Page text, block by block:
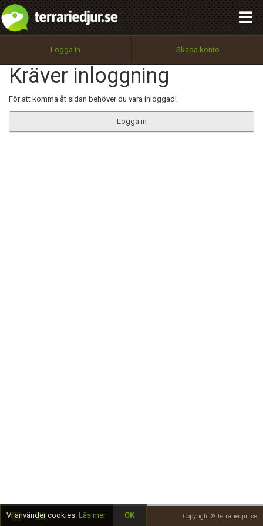
Logga in Skapa konto
Kräver inloggning
För att komma åt sidan behöver du vara inloggad!
Logga in
Copyright © Terrariedjur.se
Utför
100%
OK
integritetspolicy
Namn:
Epost:
Begär nytt lösenord
Tillbaka till förstasidan
Vi använder cookies. Läs mer OK